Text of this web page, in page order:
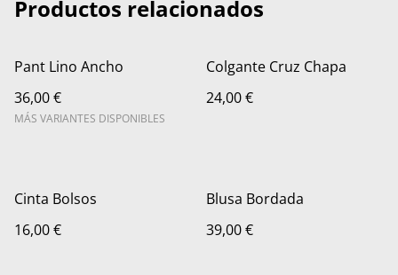
Productos relacionados
Pant Lino Ancho
36,00 €
MÁS VARIANTES DISPONIBLES
Colgante Cruz Chapa
24,00 €
Cinta Bolsos
16,00 €
Blusa Bordada
39,00 €